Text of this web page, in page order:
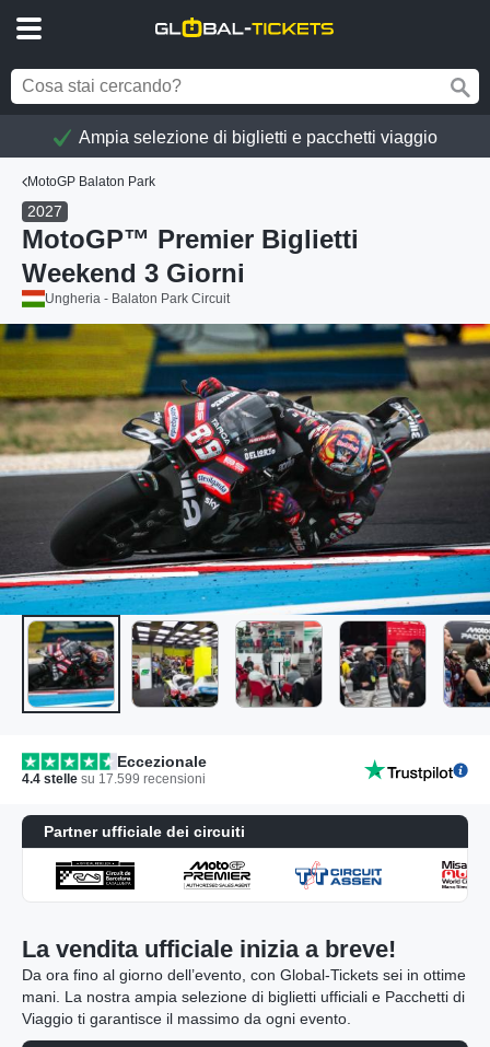
Ampia selezione di biglietti e pacchetti viaggio
MotoGP Balaton Park
2027
MotoGP™ Premier Biglietti
Weekend 3 Giorni
Ungheria - Balaton Park Circuit
Eccezionale
4.4 stelle su 17.599 recensioni
Partner ufficiale dei circuiti
La vendita ufficiale inizia a breve!
Da ora fino al giorno dell’evento, con Global-Tickets sei in ottime
mani. La nostra ampia selezione di biglietti ufficiali e Pacchetti di
Viaggio ti garantisce il massimo da ogni evento.